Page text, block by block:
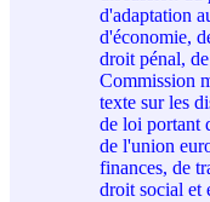
d'adaptation
d'économie,
droit pénal,
Commission
texte sur les
de loi portant
de l'union
finances, de
droit social et